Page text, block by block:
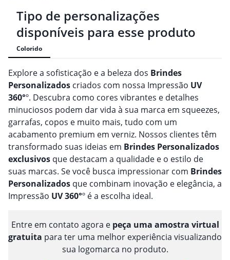
Tipo de personalizações
disponíveis para esse produto
Colorido
Explore a sofisticação e a beleza dos Brindes
Personalizados criados com nossa Impressão UV
360°º. Descubra como cores vibrantes e detalhes
minuciosos podem dar vida à sua marca em squeezes,
garrafas, copos e muito mais, tudo com um
acabamento premium em verniz. Nossos clientes têm
transformado suas ideias em Brindes Personalizados
exclusivos que destacam a qualidade e o estilo de
suas marcas. Se você busca impressionar com Brindes
Personalizados que combinam inovação e elegância, a
Impressão UV 360°º é a escolha ideal.
Entre em contato agora e peça uma amostra virtual
gratuita para ter uma melhor experiência visualizando
sua logomarca no produto.